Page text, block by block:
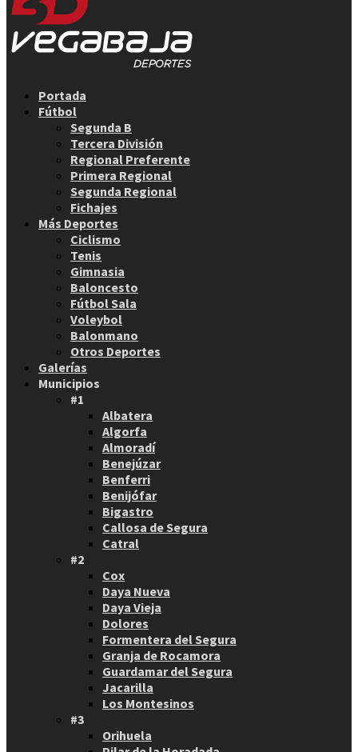
Portada
Fútbol
Segunda B
Tercera División
Regional Preferente
Primera Regional
Segunda Regional
Fichajes
Más Deportes
Ciclismo
Tenis
Gimnasia
Baloncesto
Fútbol Sala
Voleybol
Balonmano
Otros Deportes
Galerías
Municipios
#1
Albatera
Algorfa
Almoradí
Benejúzar
Benferri
Benijófar
Bigastro
Callosa de Segura
Catral
#2
Cox
Daya Nueva
Daya Vieja
Dolores
Formentera del Segura
Granja de Rocamora
Guardamar del Segura
Jacarilla
Los Montesinos
#3
Orihuela